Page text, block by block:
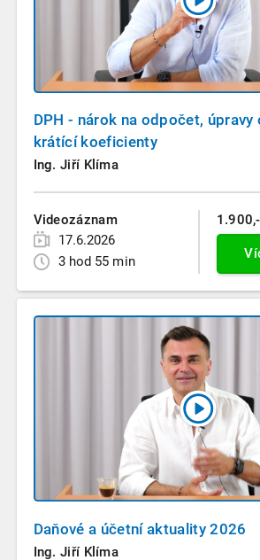
DPH - nárok na odpočet, úpravy
krátící koeficienty
Ing. Jiří Klíma
Videozáznam
17.6.2026
3 hod 55 min
Daňové a účetní aktuality 2026
Ing. Jiří Klíma